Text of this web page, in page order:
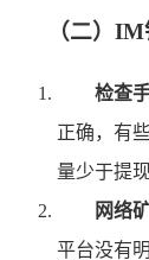
（二）
检查
正确，有
量少于提
网络
平台没有